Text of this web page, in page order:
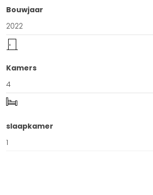
Bouwjaar
2022
Kamers
4
slaapkamer
1